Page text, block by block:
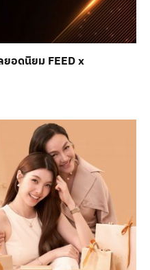
ยอดนิยม FEED x